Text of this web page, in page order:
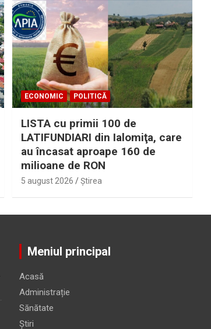
ECONOMIC POLITICĂ
LISTA cu primii 100 de
LATIFUNDIARI din Ialomiţa, care
au încasat aproape 160 de
milioane de RON
5 august 2026 Ştirea
Meniul principal
Acasă
Administrație
Sănătate
Știri